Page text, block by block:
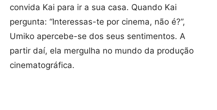
convida Kai para ir a sua casa. Quando Kai
pergunta: “Interessas-te por cinema, não é?”,
Umiko apercebe-se dos seus sentimentos. A
partir daí, ela mergulha no mundo da produção
cinematográfica.